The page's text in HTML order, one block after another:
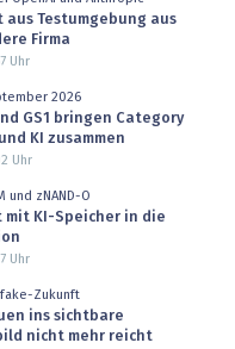
Testumgebung aus
Firma
Uhr
2026
GS1 bringen Category
KI zusammen
Uhr
und zNAND-O
mit KI-Speicher in die
Uhr
Zukunft
ins sichtbare
nicht mehr reicht